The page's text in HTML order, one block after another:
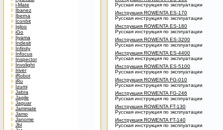
i-Mate
Ibanez
Iberna
Iconbit
Igloo
iGo
Iiyama
Indesit
Infinity
Infocus
Inspector
Involight
Iriver
iRobot
iRu
Izumi
Jabra
Jagile
Jaguar
Jammate
Jamo
Janome
Jbl
Русская инструкция по эксплуатации
Инструкция ROWENTA ES-170
Русская инструкция по эксплуатации
Инструкция ROWENTA ES-180
Русская инструкция по эксплуатации
Инструкция ROWENTA ES-3200
Русская инструкция по эксплуатации
Инструкция ROWENTA ES-4400
Русская инструкция по эксплуатации
Инструкция ROWENTA ES-5100
Русская инструкция по эксплуатации
Инструкция ROWENTA FG-010
Русская инструкция по эксплуатации
Инструкция ROWENTA FG-246
Русская инструкция по эксплуатации
Инструкция ROWENTA FT-130
Русская инструкция по эксплуатации
Инструкция ROWENTA FT-140
Русская инструкция по эксплуатации